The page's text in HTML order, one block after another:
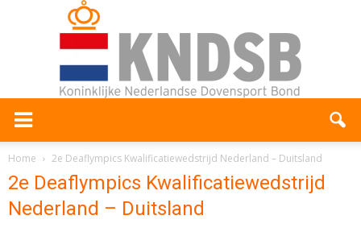
Home 2e Deaflympics Kwalificatiewedstrijd Nederland – Duitsland
2e Deaflympics Kwalificatiewedstrijd
Nederland – Duitsland